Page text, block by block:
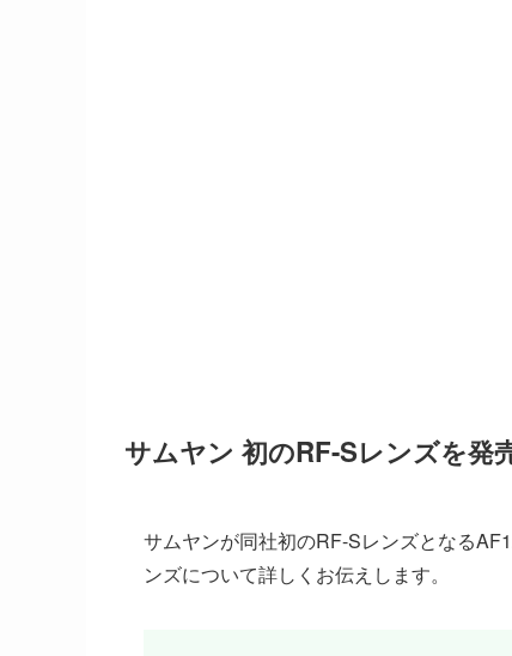
サムヤン 初のRF-Sレンズを発
サムヤンが同社初のRF-Sレンズとなる
ンズについて詳しくお伝えします。